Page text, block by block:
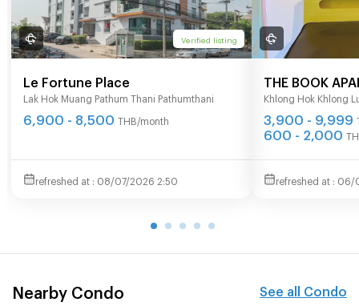
Verified listing
Le Fortune Place
Lak Hok Muang Pathum Thani Pathumthani
6,900 - 8,500 THB/month
08/07/2026 2:50
THE BOOK
Khlong Hok Khlong
3,900 - 9,999
600 - 2,000
06/
Nearby Condo See all Condo